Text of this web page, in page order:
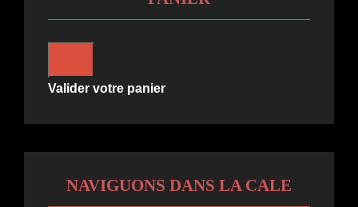
Valider votre panier
NAVIGUONS DANS LA CALE